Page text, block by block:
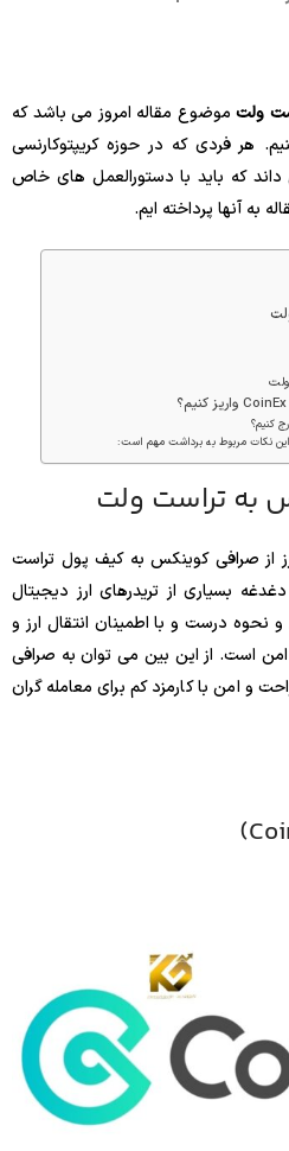
ولتموضوع مقاله امروز می باشد که
هر فردی که در حوزه کریپتوکارنسی
که باید با دستورالعمل های خاص
به آنها پرداخته ایم.
ولت
نکات مربوط به برداشت مهم است:
به تراست ولت
از صرافی کوینکس به کیف پول تراست
بسیاری از تریدرهای ارز دیجیتال
درست و با اطمینان انتقال ارز و
است. از این بین می توان به صرافی
و امن با کارمزد کم برای معامله گران